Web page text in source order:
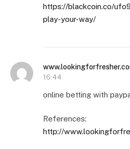
https://blackcoin.co/
play-your-way/
16:44
online betting with
References:
http://